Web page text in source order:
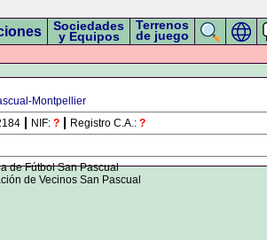
Sociedades
y Equipos
Terrenos
de juego
Montpellier
NIF: ? Registro C.A.: ?
de Fútbol San Pascual
de Vecinos San Pascual